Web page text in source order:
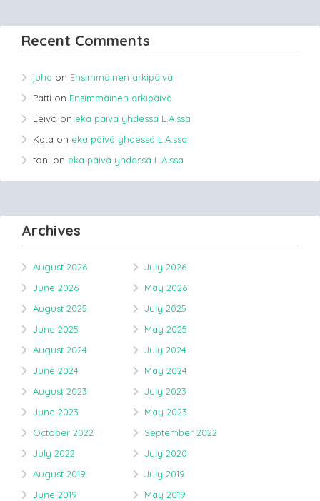
Recent Comments
juha on Ensimmäinen arkipäivä
Patti on Ensimmäinen arkipäivä
Leivo on eka päivä yhdessä L.A.ssa
Kata on eka päivä yhdessä L.A.ssa
toni on eka päivä yhdessä L.A.ssa
Archives
August 2026
July 2026
June 2026
May 2026
August 2025
July 2025
June 2025
May 2025
August 2024
July 2024
June 2024
May 2024
August 2023
July 2023
June 2023
May 2023
October 2022
September 2022
July 2022
July 2020
August 2019
July 2019
June 2019
May 2019